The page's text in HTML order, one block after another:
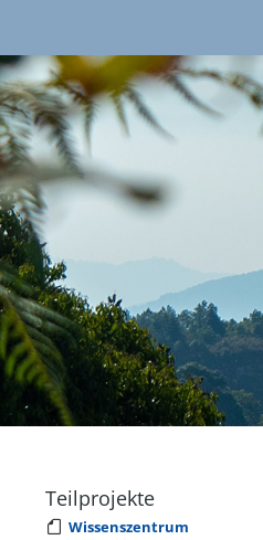
Teilprojekte
Wissenszentrum